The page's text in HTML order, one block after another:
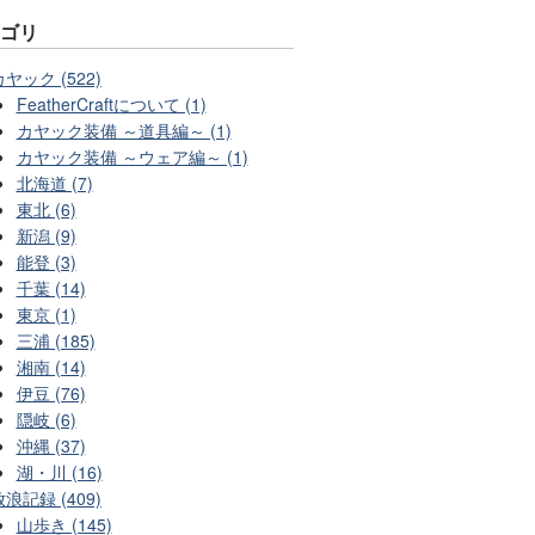
リ
ヤック (522)
FeatherCraftについて (1)
カヤック装備 ～道具編～ (1)
カヤック装備 ～ウェア編～ (1)
北海道 (7)
東北 (6)
新潟 (9)
能登 (3)
千葉 (14)
東京 (1)
三浦 (185)
湘南 (14)
伊豆 (76)
隠岐 (6)
沖縄 (37)
湖・川 (16)
浪記録 (409)
山歩き (145)